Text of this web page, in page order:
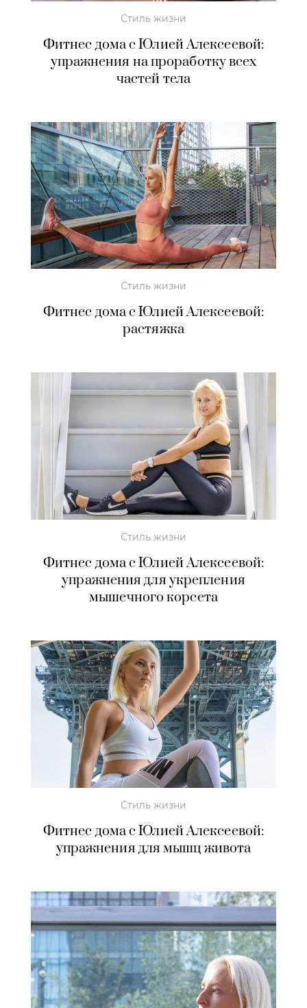
Стиль жизни
Фитнес дома с Юлией Алексеевой:
упражнения на проработку всех
частей тела
Стиль жизни
Фитнес дома с Юлией Алексеевой:
растяжка
Стиль жизни
Фитнес дома с Юлией Алексеевой:
упражнения для укрепления
мышечного корсета
Стиль жизни
Фитнес дома с Юлией Алексеевой:
упражнения для мышц живота